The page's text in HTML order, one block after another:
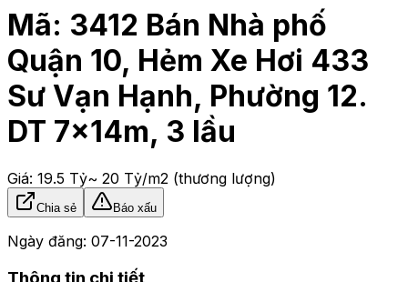
Mã: 3412 Bán Nhà phố
Quận 10, Hẻm Xe Hơi 433
Sư Vạn Hạnh, Phường 12.
DT 7x14m, 3 lầu
Giá: 19.5 Tỷ~ 20 Tỷ/m2 (thương lượng)
Chia sẻ Báo xấu
Ngày đăng: 07-11-2023
Thông tin chi tiết